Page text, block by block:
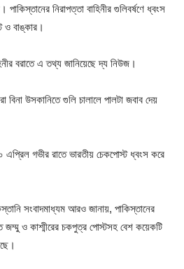
নিরাপত্তা বাহিনীর গুলিবর্ষণে ধ্বংস
ও বাঙ্কার।
বরাতে এ তথ্য জানিয়েছে দ্য নিউজ।
বিনা উসকানিতে গুলি চালালে পালটা জবাব দেয়
এপ্রিল গভীর রাতে ভারতীয় চেকপোস্ট ধ্বংস করে
সংবাদমাধ্যম আরও জানায়, পাকিস্তানের
ও কাশ্মীরের চকপুত্র পোস্টসহ বেশ কয়েকটি